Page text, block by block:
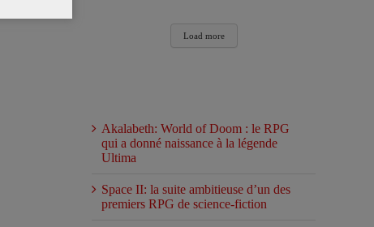
Load more
Akalabeth: World of Doom : le RPG
qui a donné naissance à la légende
Ultima
Space II: la suite ambitieuse d’un des
premiers RPG de science-fiction